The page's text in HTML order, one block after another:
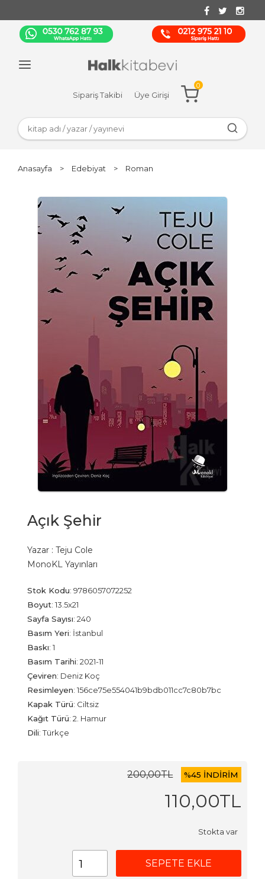
Sipariş Takibi Üye Girişi
0
Anasayfa > Edebiyat > Roman
Açık Şehir
Yazar : Teju Cole
MonoKL Yayınları
Stok Kodu: 9786057072252
Boyut: 13.5x21
Sayfa Sayısı: 240
Basım Yeri: İstanbul
Baskı: 1
Basım Tarihi: 2021-11
Çeviren: Deniz Koç
Resimleyen: 156ce75e554041b9bdb011cc7c80b7bc
Kapak Türü: Ciltsiz
Kağıt Türü: 2. Hamur
Dili:Türkçe
200,00TL %45 İNDİRİM
110,00TL
Stokta var
SEPETE EKLE